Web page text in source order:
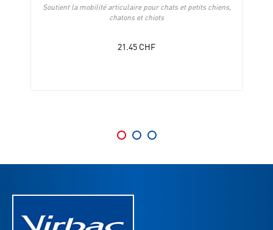
Soutient la mobilité articulaire pour chats et petits chiens,
chatons et chiots
21.45 CHF